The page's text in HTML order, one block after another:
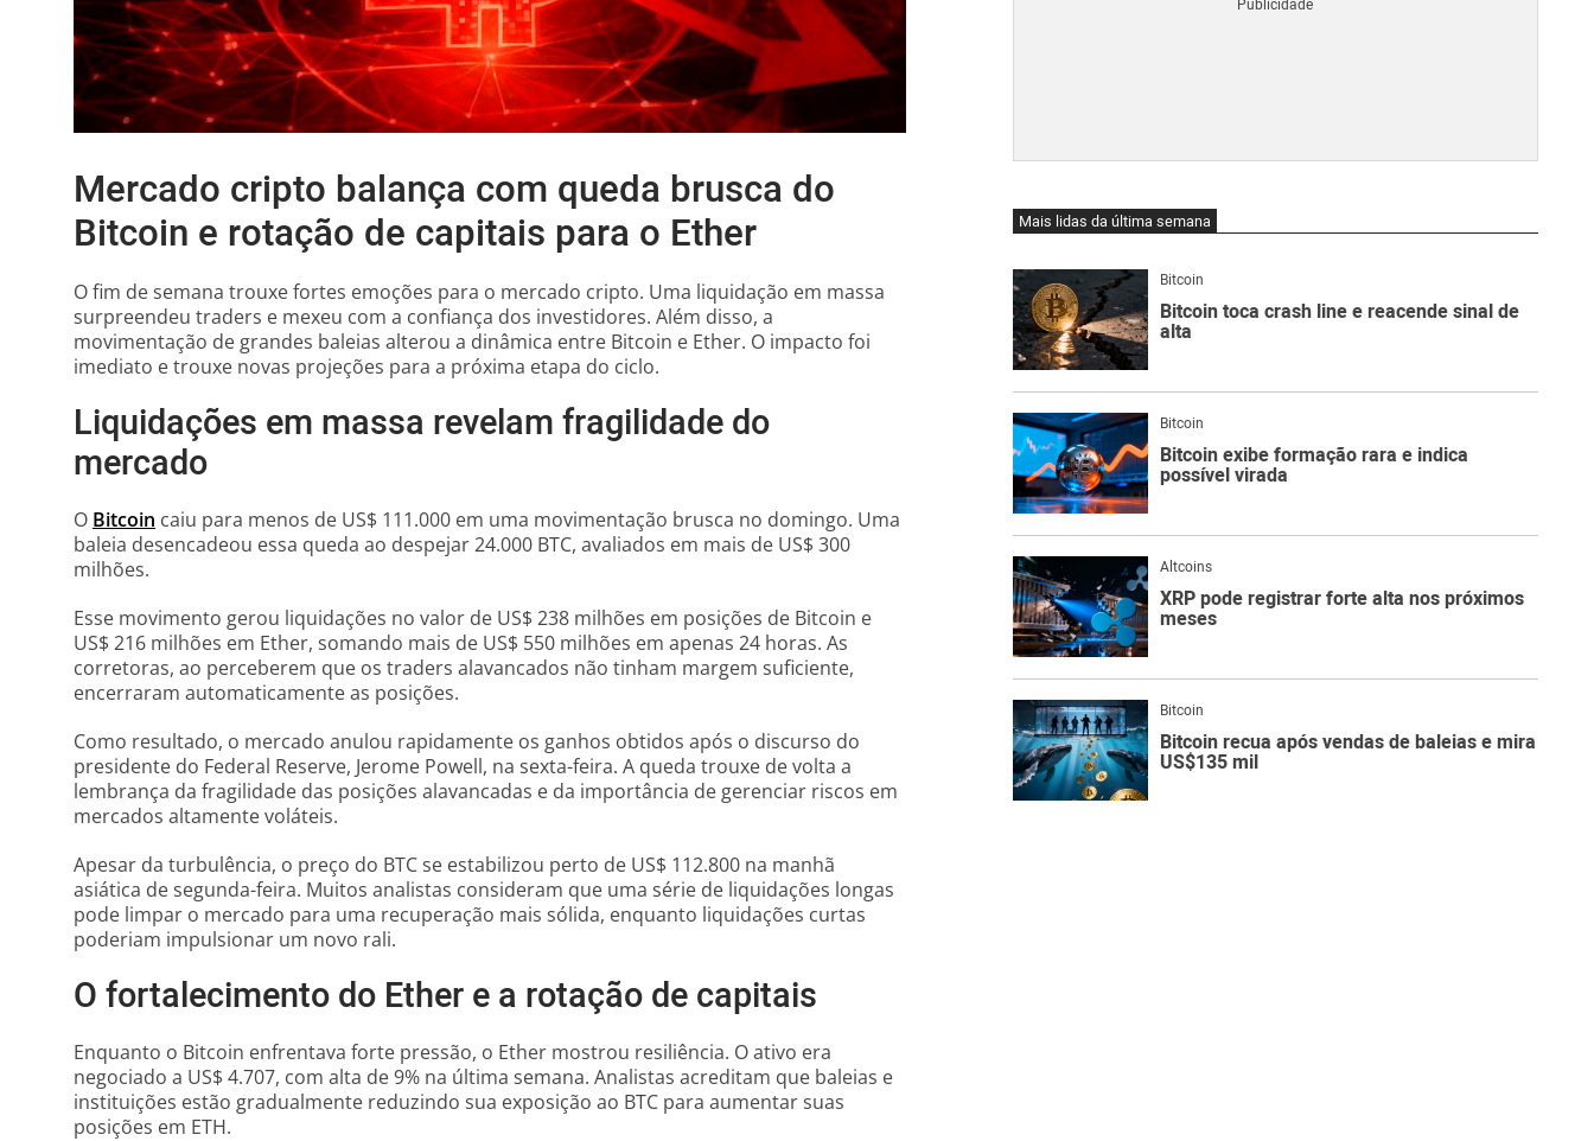
Mercado cripto balança com queda brusca do
Bitcoin e rotação de capitais para o Ether
O fim de semana trouxe fortes emoções para o mercado cripto. Uma liquidação em massa
surpreendeu traders e mexeu com a confiança dos investidores. Além disso, a
movimentação de grandes baleias alterou a dinâmica entre Bitcoin e Ether. O impacto foi
imediato e trouxe novas projeções para a próxima etapa do ciclo.
Liquidações em massa revelam fragilidade do
mercado
O Bitcoin caiu para menos de US$ 111.000 em uma movimentação brusca no domingo. Uma
baleia desencadeou essa queda ao despejar 24.000 BTC, avaliados em mais de US$ 300
milhões.
Esse movimento gerou liquidações no valor de US$ 238 milhões em posições de Bitcoin e
US$ 216 milhões em Ether, somando mais de US$ 550 milhões em apenas 24 horas. As
corretoras, ao perceberem que os traders alavancados não tinham margem suficiente,
encerraram automaticamente as posições.
Como resultado, o mercado anulou rapidamente os ganhos obtidos após o discurso do
presidente do Federal Reserve, Jerome Powell, na sexta-feira. A queda trouxe de volta a
lembrança da fragilidade das posições alavancadas e da importância de gerenciar riscos em
mercados altamente voláteis.
Apesar da turbulência, o preço do BTC se estabilizou perto de US$ 112.800 na manhã
asiática de segunda-feira. Muitos analistas consideram que uma série de liquidações longas
pode limpar o mercado para uma recuperação mais sólida, enquanto liquidações curtas
poderiam impulsionar um novo rali.
O fortalecimento do Ether e a rotação de capitais
Enquanto o Bitcoin enfrentava forte pressão, o Ether mostrou resiliência. O ativo era
negociado a US$ 4.707, com alta de 9% na última semana. Analistas acreditam que baleias e
instituições estão gradualmente reduzindo sua exposição ao BTC para aumentar suas
posições em ETH.
Mais lidas da última semana
Bitcoin
Bitcoin toca crash line e reacende sinal de
alta
Bitcoin
Bitcoin exibe formação rara e indica
possível virada
Altcoins
XRP pode registrar forte alta nos próximos
meses
Bitcoin
Bitcoin recua após vendas de baleias e mira
US$135 mil